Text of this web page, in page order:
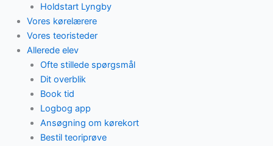
Holdstart Lyngby
Vores kørelærere
Vores teoristeder
Allerede elev
Ofte stillede spørgsmål
Dit overblik
Book tid
Logbog app
Ansøgning om kørekort
Bestil teoriprøve